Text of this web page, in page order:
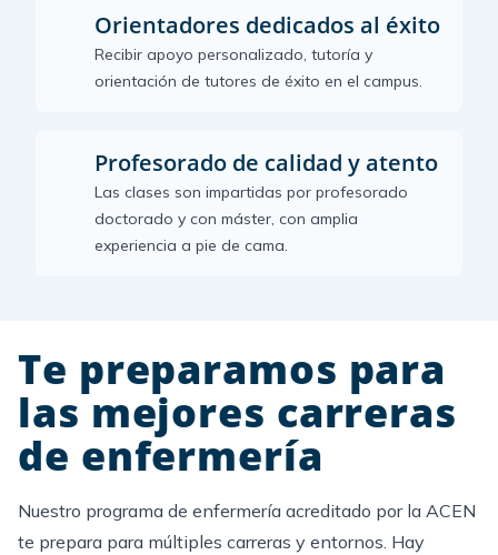
Orientadores dedicados al éxito
Recibir apoyo personalizado, tutoría y
orientación de tutores de éxito en el campus.
Profesorado de calidad y atento
Las clases son impartidas por profesorado
doctorado y con máster, con amplia
experiencia a pie de cama.
Te preparamos para
las mejores carreras
de enfermería
Nuestro programa de enfermería acreditado por la ACEN
te prepara para múltiples carreras y entornos. Hay